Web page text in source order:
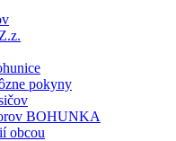
pokyny
BOHUNKA
obcou